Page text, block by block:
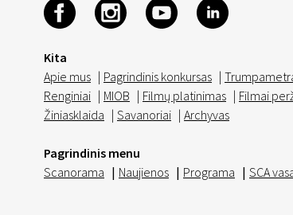
Kita
Apie mus | Pagrindinis konkursas |
Renginiai | MIOB | Filmų platinimas | Filmai
Žiniasklaida | Savanoriai | Archyvas
Pagrindinis menu
Scanorama | Naujienos | Programa | SCA